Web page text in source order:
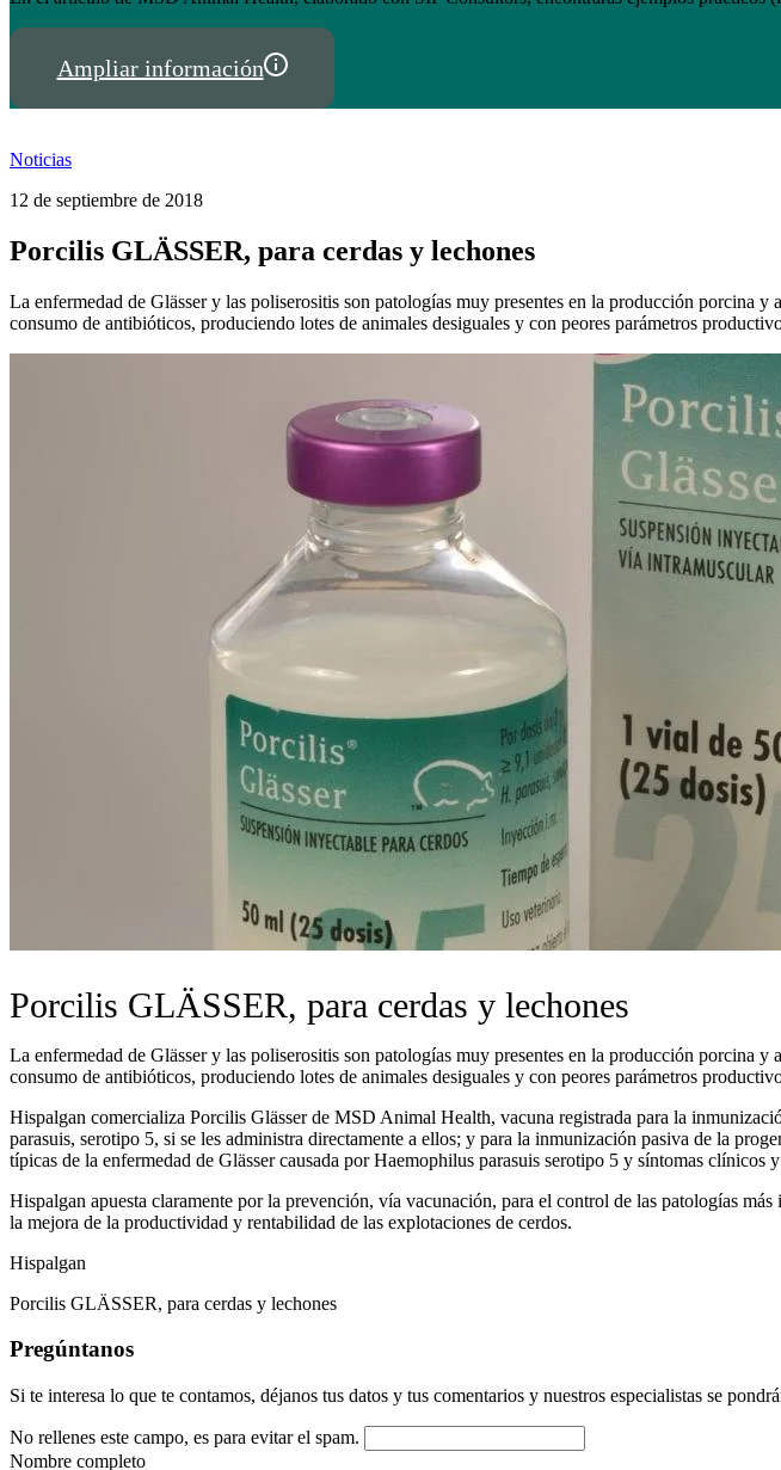
Ampliar información
Noticias
12 de septiembre de 2018
Porcilis GLÄSSER, para cerdas y lechones
La enfermedad de Glässer y las poliserositis son patologías muy presentes en la producción porcina
consumo de antibióticos, produciendo lotes de animales desiguales y con peores parámetros
Porcilis GLÄSSER, para cerdas y lechones
La enfermedad de Glässer y las poliserositis son patologías muy presentes en la producción porcina y
consumo de antibióticos, produciendo lotes de animales desiguales y con peores parámetros
Hispalgan comercializa Porcilis Glässer de MSD Animal Health, vacuna registrada para la
parasuis, serotipo 5, si se les administra directamente a ellos; y para la inmunización pasiva de la
típicas de la enfermedad de Glässer causada por Haemophilus parasuis serotipo 5 y síntomas
Hispalgan apuesta claramente por la prevención, vía vacunación, para el control de las patologías
la mejora de la productividad y rentabilidad de las explotaciones de cerdos.
Hispalgan
Porcilis GLÄSSER, para cerdas y lechones
Pregúntanos
Si te interesa lo que te contamos, déjanos tus datos y tus comentarios y nuestros especialistas se
No rellenes este campo, es para evitar el spam.
Nombre completo